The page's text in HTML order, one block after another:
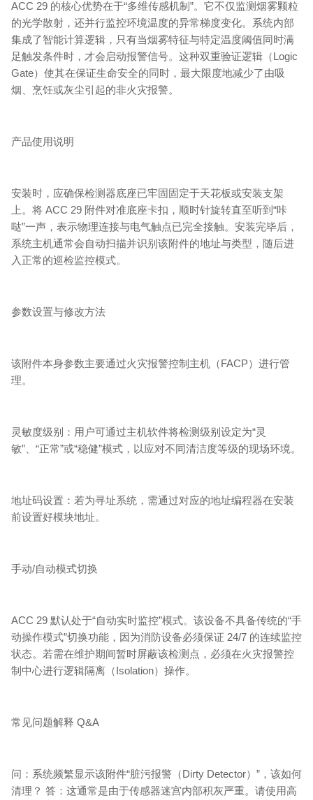
ACC 29 的核心优势在于“多维传感机制”。它不仅监测烟雾颗粒
的光学散射，还并行监控环境温度的异常梯度变化。系统内部
集成了智能计算逻辑，只有当烟雾特征与特定温度阈值同时满
足触发条件时，才会启动报警信号。这种双重验证逻辑（Logic
Gate）使其在保证生命安全的同时，最大限度地减少了由吸
烟、烹饪或灰尘引起的非火灾报警。
产品使用说明
安装时，应确保检测器底座已牢固固定于天花板或安装支架
上。将 ACC 29 附件对准底座卡扣，顺时针旋转直至听到“咔
哒”一声，表示物理连接与电气触点已完全接触。安装完毕后，
系统主机通常会自动扫描并识别该附件的地址与类型，随后进
入正常的巡检监控模式。
参数设置与修改方法
该附件本身参数主要通过火灾报警控制主机（FACP）进行管
理。
灵敏度级别：用户可通过主机软件将检测级别设定为“灵
敏”、“正常”或“稳健”模式，以应对不同清洁度等级的现场环境。
地址码设置：若为寻址系统，需通过对应的地址编程器在安装
前设置好模块地址。
手动/自动模式切换
ACC 29 默认处于“自动实时监控”模式。该设备不具备传统的“手
动操作模式”切换功能，因为消防设备必须保证 24/7 的连续监控
状态。若需在维护期间暂时屏蔽该检测点，必须在火灾报警控
制中心进行逻辑隔离（Isolation）操作。
常见问题解释 Q&A
问：系统频繁显示该附件“脏污报警（Dirty Detector）”，该如何
清理？ 答：这通常是由于传感器迷宫内部积灰严重。请使用高